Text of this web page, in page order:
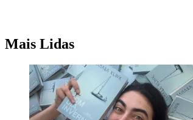
Mais Lidas